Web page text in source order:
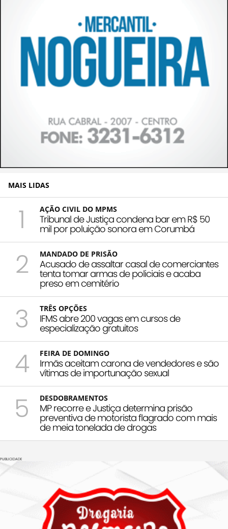
MAIS LIDAS
1 AÇÃO CIVIL DO MPMS
Tribunal de Justiça condena bar em R$ 50
mil por poluição sonora em Corumbá
2 MANDADO DE PRISÃO
Acusado de assaltar casal de comerciantes
tenta tomar armas de policiais e acaba
preso em cemitério
3 TRÊS OPÇÕES
IFMS abre 200 vagas em cursos de
especialização gratuitos
4 FEIRA DE DOMINGO
Irmãs aceitam carona de vendedores e são
vítimas de importunação sexual
5 DESDOBRAMENTOS
MP recorre e Justiça determina prisão
preventiva de motorista flagrado com mais
de meia tonelada de drogas
PUBLICIDADE